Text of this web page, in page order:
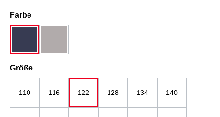
Farbeauswählen
Größeauswählen
110 116 122 128 134 140